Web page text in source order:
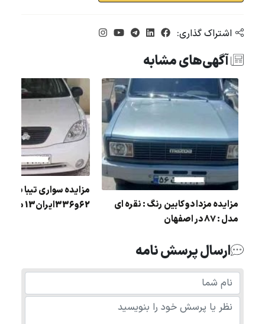
اشتراک گذاری:
آگهی‌های مشابه
مزایده سواری تيبا به
62و336ايران13 مدل 1398
مزایده مزدا دو کابین رنگ : نقره ای
مدل : 87 در اصفهان
ارسال پرسش نامه